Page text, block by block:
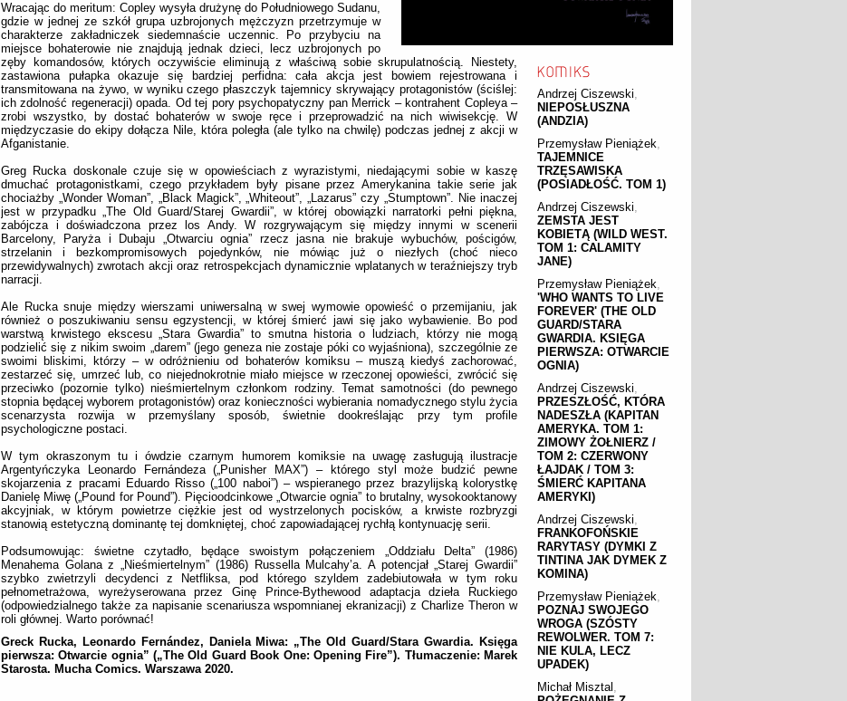
Andrzej Ciszewski,
NIEPOSŁUSZNA
(ANDZIA)
Przemysław Pieniążek,
TAJEMNICE
TRZĘSAWISKA
(POSIADŁOŚĆ. TOM 1)
Andrzej Ciszewski,
ZEMSTA JEST
KOBIETĄ (WILD WEST.
TOM 1: CALAMITY
JANE)
Przemysław Pieniążek,
'WHO WANTS TO LIVE
FOREVER' (THE OLD
GUARD/STARA
GWARDIA. KSIĘGA
PIERWSZA: OTWARCIE
OGNIA)
Andrzej Ciszewski,
PRZESZŁOŚĆ, KTÓRA
NADESZŁA (KAPITAN
AMERYKA. TOM 1:
ZIMOWY ŻOŁNIERZ /
TOM 2: CZERWONY
ŁAJDAK / TOM 3:
ŚMIERĆ KAPITANA
AMERYKI)
Andrzej Ciszewski,
FRANKOFOŃSKIE
RARYTASY (DYMKI Z
TINTINA JAK DYMEK Z
KOMINA)
Przemysław Pieniążek,
POZNAJ SWOJEGO
WROGA (SZÓSTY
REWOLWER. TOM 7:
NIE KULA, LECZ
UPADEK)
Michał Misztal ,
Wracając do meritum: Copley wysyła drużynę do Południowego Sudanu,
gdzie w jednej ze szkół grupa uzbrojonych mężczyzn przetrzymuje w
charakterze zakładniczek siedemnaście uczennic. Po przybyciu na
miejsce bohaterowie nie znajdują jednak dzieci, lecz uzbrojonych po
zęby komandosów, których oczywiście eliminują z właściwą sobie skrupulatnością. Niestety,
zastawiona pułapka okazuje się bardziej perfidna: cała akcja jest bowiem rejestrowana i
transmitowana na żywo, w wyniku czego płaszczyk tajemnicy skrywający protagonistów (ściślej:
ich zdolność regeneracji) opada. Od tej pory psychopatyczny pan Merrick – kontrahent Copleya –
zrobi wszystko, by dostać bohaterów w swoje ręce i przeprowadzić na nich wiwisekcję. W
międzyczasie do ekipy dołącza Nile, która poległa (ale tylko na chwilę) podczas jednej z akcji w
Afganistanie.
Greg Rucka doskonale czuje się w opowieściach z wyrazistymi, niedającymi sobie w kaszę
dmuchać protagonistkami, czego przykładem były pisane przez Amerykanina takie serie jak
chociażby „Wonder Woman”, „Black Magick”, „Whiteout”, „Lazarus” czy „Stumptown”. Nie inaczej
jest w przypadku „The Old Guard/Starej Gwardii”, w której obowiązki narratorki pełni piękna,
zabójcza i doświadczona przez los Andy. W rozgrywającym się między innymi w scenerii
Barcelony, Paryża i Dubaju „Otwarciu ognia” rzecz jasna nie brakuje wybuchów, pościgów,
strzelanin i bezkompromisowych pojedynków, nie mówiąc już o niezłych (choć nieco
przewidywalnych) zwrotach akcji oraz retrospekcjach dynamicznie wplatanych w teraźniejszy tryb
narracji.
Ale Rucka snuje między wierszami uniwersalną w swej wymowie opowieść o przemijaniu, jak
również o poszukiwaniu sensu egzystencji, w której śmierć jawi się jako wybawienie. Bo pod
warstwą krwistego ekscesu „Stara Gwardia” to smutna historia o ludziach, którzy nie mogą
podzielić się z nikim swoim „darem” (jego geneza nie zostaje póki co wyjaśniona), szczególnie ze
swoimi bliskimi, którzy – w odróżnieniu od bohaterów komiksu – muszą kiedyś zachorować,
zestarzeć się, umrzeć lub, co niejednokrotnie miało miejsce w rzeczonej opowieści, zwrócić się
przeciwko (pozornie tylko) nieśmiertelnym członkom rodziny. Temat samotności (do pewnego
stopnia będącej wyborem protagonistów) oraz konieczności wybierania nomadycznego stylu życia
scenarzysta rozwija w przemyślany sposób, świetnie dookreślając przy tym profile
psychologiczne postaci.
W tym okraszonym tu i ówdzie czarnym humorem komiksie na uwagę zasługują ilustracje
Argentyńczyka Leonardo Fernándeza („Punisher MAX”) – którego styl może budzić pewne
skojarzenia z pracami Eduardo Risso („100 naboi”) – wspieranego przez brazylijską kolorystkę
Danielę Miwę („Pound for Pound”). Pięcioodcinkowe „Otwarcie ognia” to brutalny, wysokooktanowy
akcyjniak, w którym powietrze ciężkie jest od wystrzelonych pocisków, a krwiste rozbryzgi
stanowią estetyczną dominantę tej domkniętej, choć zapowiadającej rychłą kontynuację serii.
Podsumowując: świetne czytadło, będące swoistym połączeniem „Oddziału Delta” (1986)
Menahema Golana z „Nieśmiertelnym” (1986) Russella Mulcahy’a. A potencjał „Starej Gwardii”
szybko zwietrzyli decydenci z Netfliksa, pod którego szyldem zadebiutowała w tym roku
pełnometrażowa, wyreżyserowana przez Ginę Prince-Bythewood adaptacja dzieła Ruckiego
(odpowiedzialnego także za napisanie scenariusza wspomnianej ekranizacji) z Charlize Theron w
roli głównej. Warto porównać!
Greck Rucka, Leonardo Fernández, Daniela Miwa: „The Old Guard/Stara Gwardia. Księga
pierwsza: Otwarcie ognia” („The Old Guard Book One: Opening Fire”). Tłumaczenie: Marek
Starosta. Mucha Comics. Warszawa 2020.